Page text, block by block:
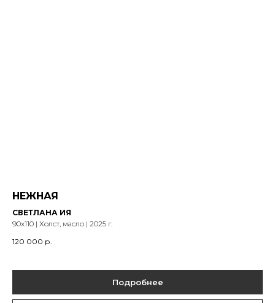
НЕЖНАЯ
СВЕТЛАНА ИЯ
90х110 | Холст, масло | 2025 г.
120 000 р.
Подробнее